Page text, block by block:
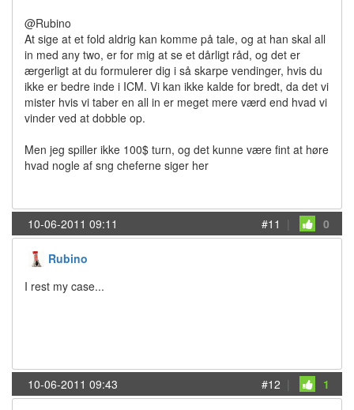
@Rubino
At sige at et fold aldrig kan komme på tale, og at han skal all
in med any two, er for mig at se et dårligt råd, og det er
ærgerligt at du formulerer dig i så skarpe vendinger, hvis du
ikke er bedre inde i ICM. Vi kan ikke kalde for bredt, da det vi
mister hvis vi taber en all in er meget mere værd end hvad vi
vinder ved at dobble op.
Men jeg spiller ikke 100$ turn, og det kunne være fint at høre
hvad nogle af sng cheferne siger her
10-06-2011 09:11 #11 | 0
Rubino
I rest my case...
10-06-2011 09:43 #12 | 1